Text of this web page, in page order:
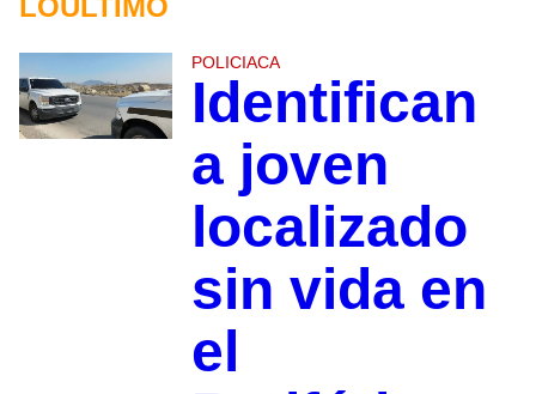
POLICIACA
Identifican
a joven
localizado
sin vida en
el